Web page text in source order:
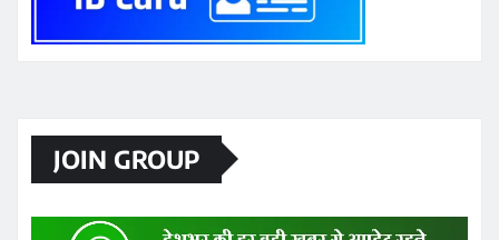
JOIN GROUP